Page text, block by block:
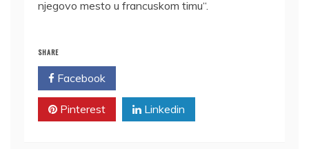
njegovo mesto u francuskom timu“.
SHARE
Facebook
Pinterest Linkedin